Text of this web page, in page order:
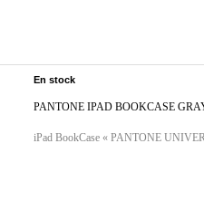
En stock
PANTONE IPAD BOOKCASE
iPad BookCase « PANTONE